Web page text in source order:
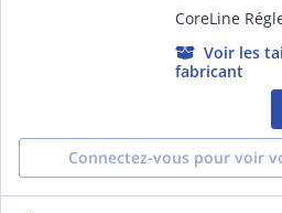
Voir les
fabricant
Connectez-vous pour voir